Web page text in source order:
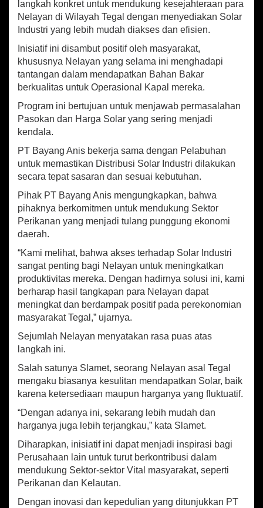
g
A
n
s
S
e
d
a
k
S
o
l
r
I
n
s
t
r
i
D
u
k
n
K
s
e
j
a
h
t
e
r
a
a
n
sA
p
p
o
o
k
l
e
langkah konkret untuk mendukung kesejahteraan para
Nelayan di Wilayah Tegal dengan menyediakan Solar
Industri yang lebih mudah diakses dan efisien.
Inisiatif ini disambut positif oleh masyarakat,
khususnya Nelayan yang selama ini menghadapi
tantangan dalam mendapatkan Bahan Bakar
berkualitas untuk Operasional Kapal mereka.
Program ini bertujuan untuk menjawab permasalahan
Pasokan dan Harga Solar yang sering menjadi
kendala.
PT Bayang Anis bekerja sama dengan Pelabuhan
untuk memastikan Distribusi Solar Industri dilakukan
secara tepat sasaran dan sesuai kebutuhan.
Pihak PT Bayang Anis mengungkapkan, bahwa
pihaknya berkomitmen untuk mendukung Sektor
Perikanan yang menjadi tulang punggung ekonomi
daerah.
“Kami melihat, bahwa akses terhadap Solar Industri
sangat penting bagi Nelayan untuk meningkatkan
produktivitas mereka. Dengan hadirnya solusi ini, kami
berharap hasil tangkapan para Nelayan dapat
meningkat dan berdampak positif pada perekonomian
masyarakat Tegal,” ujarnya.
Sejumlah Nelayan menyatakan rasa puas atas
langkah ini.
Salah satunya Slamet, seorang Nelayan asal Tegal
mengaku biasanya kesulitan mendapatkan Solar, baik
karena ketersediaan maupun harganya yang fluktuatif.
“Dengan adanya ini, sekarang lebih mudah dan
harganya juga lebih terjangkau,” kata Slamet.
Diharapkan, inisiatif ini dapat menjadi inspirasi bagi
Perusahaan lain untuk turut berkontribusi dalam
mendukung Sektor-sektor Vital masyarakat, seperti
Perikanan dan Kelautan.
Dengan inovasi dan kepedulian yang ditunjukkan PT